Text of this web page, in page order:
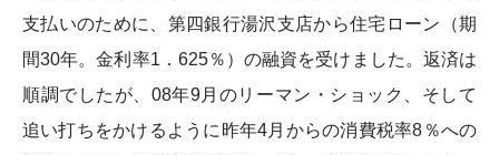
支払いのために、第四銀行湯沢支店から住宅ローン（期
間30年。金利率1．625％）の融資を受けました。返済は
順調でしたが、08年9月のリーマン・ショック、そして
追い打ちをかけるように昨年4月からの消費税率8％への